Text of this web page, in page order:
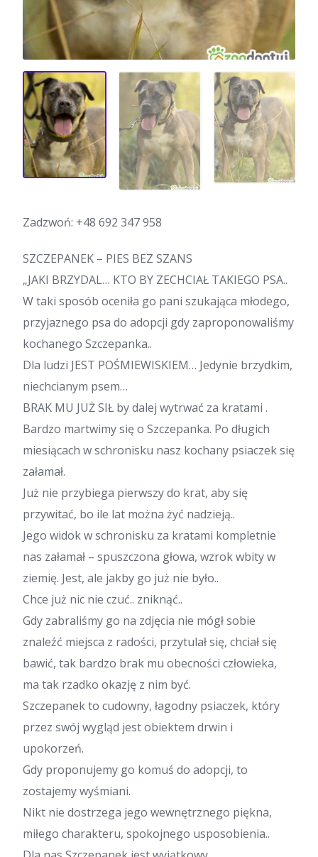
Zadzwoń: +48 692 347 958
SZCZEPANEK – PIES BEZ SZANS
„JAKI BRZYDAL… KTO BY ZECHCIAŁ TAKIEGO PSA..
W taki sposób oceniła go pani szukająca młodego,
przyjaznego psa do adopcji gdy zaproponowaliśmy
kochanego Szczepanka..
Dla ludzi JEST POŚMIEWISKIEM… Jedynie brzydkim,
niechcianym psem…
BRAK MU JUŻ SIŁ by dalej wytrwać za kratami .
Bardzo martwimy się o Szczepanka. Po długich
miesiącach w schronisku nasz kochany psiaczek się
załamał.
Już nie przybiega pierwszy do krat, aby się
przywitać, bo ile lat można żyć nadzieją..
Jego widok w schronisku za kratami kompletnie
nas załamał – spuszczona głowa, wzrok wbity w
ziemię. Jest, ale jakby go już nie było..
Chce już nic nie czuć.. zniknąć..
Gdy zabraliśmy go na zdjęcia nie mógł sobie
znaleźć miejsca z radości, przytulał się, chciał się
bawić, tak bardzo brak mu obecności człowieka,
ma tak rzadko okazję z nim być.
Szczepanek to cudowny, łagodny psiaczek, który
przez swój wygląd jest obiektem drwin i
upokorzeń.
Gdy proponujemy go komuś do adopcji, to
zostajemy wyśmiani.
Nikt nie dostrzega jego wewnętrznego piękna,
miłego charakteru, spokojnego usposobienia..